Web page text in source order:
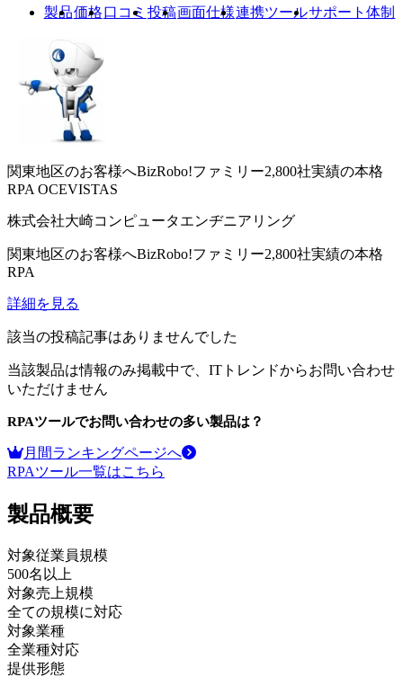
製品価格口コミ 投稿画面仕様連携ツールサポート体制
関東地区のお客様へBizRobo!ファミリー2,800社実績の本格
RPA OCEVISTAS
株式会社大崎コンピュータエンヂニアリング
関東地区のお客様へBizRobo!ファミリー2,800社実績の本格
RPA
詳細を見る
該当の投稿記事はありませんでした
当該製品は情報のみ掲載中で、ITトレンドからお問い合わせ
いただけません
RPAツールでお問い合わせの多い製品は？
月間ランキングページへ
RPAツール一覧はこちら
製品概要
対象従業員規模
500名以上
対象売上規模
全ての規模に対応
対象業種
全業種対応
提供形態